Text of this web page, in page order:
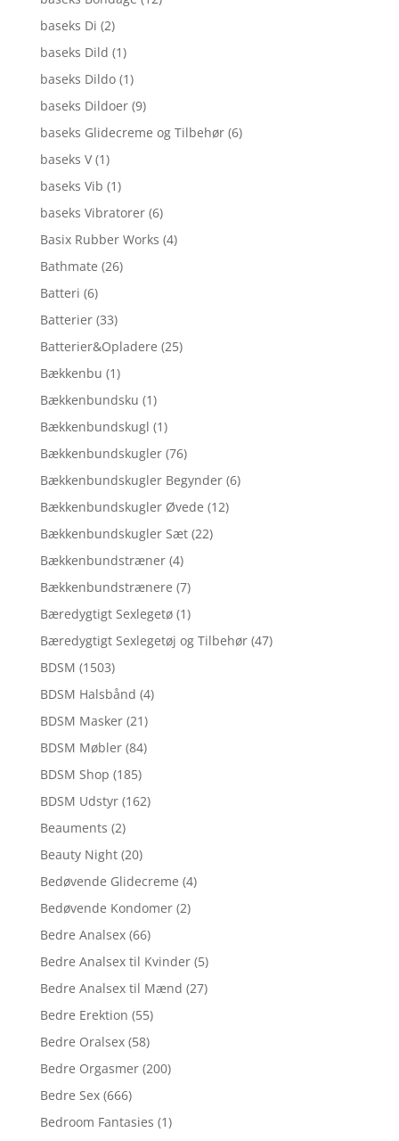
baseks Di (2)
baseks Dild (1)
baseks Dildo (1)
baseks Dildoer (9)
baseks Glidecreme og Tilbehør (6)
baseks V (1)
baseks Vib (1)
baseks Vibratorer (6)
Basix Rubber Works (4)
Bathmate (26)
Batteri (6)
Batterier (33)
Batterier&Opladere (25)
Bækkenbu (1)
Bækkenbundsku (1)
Bækkenbundskugl (1)
Bækkenbundskugler (76)
Bækkenbundskugler Begynder (6)
Bækkenbundskugler Øvede (12)
Bækkenbundskugler Sæt (22)
Bækkenbundstræner (4)
Bækkenbundstrænere (7)
Bæredygtigt Sexlegetø (1)
Bæredygtigt Sexlegetøj og Tilbehør (47)
BDSM (1503)
BDSM Halsbånd (4)
BDSM Masker (21)
BDSM Møbler (84)
BDSM Shop (185)
BDSM Udstyr (162)
Beauments (2)
Beauty Night (20)
Bedøvende Glidecreme (4)
Bedøvende Kondomer (2)
Bedre Analsex (66)
Bedre Analsex til Kvinder (5)
Bedre Analsex til Mænd (27)
Bedre Erektion (55)
Bedre Oralsex (58)
Bedre Orgasmer (200)
Bedre Sex (666)
Bedroom Fantasies (1)